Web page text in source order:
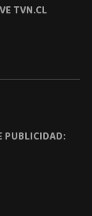
TVN.CL
PUBLICIDAD: